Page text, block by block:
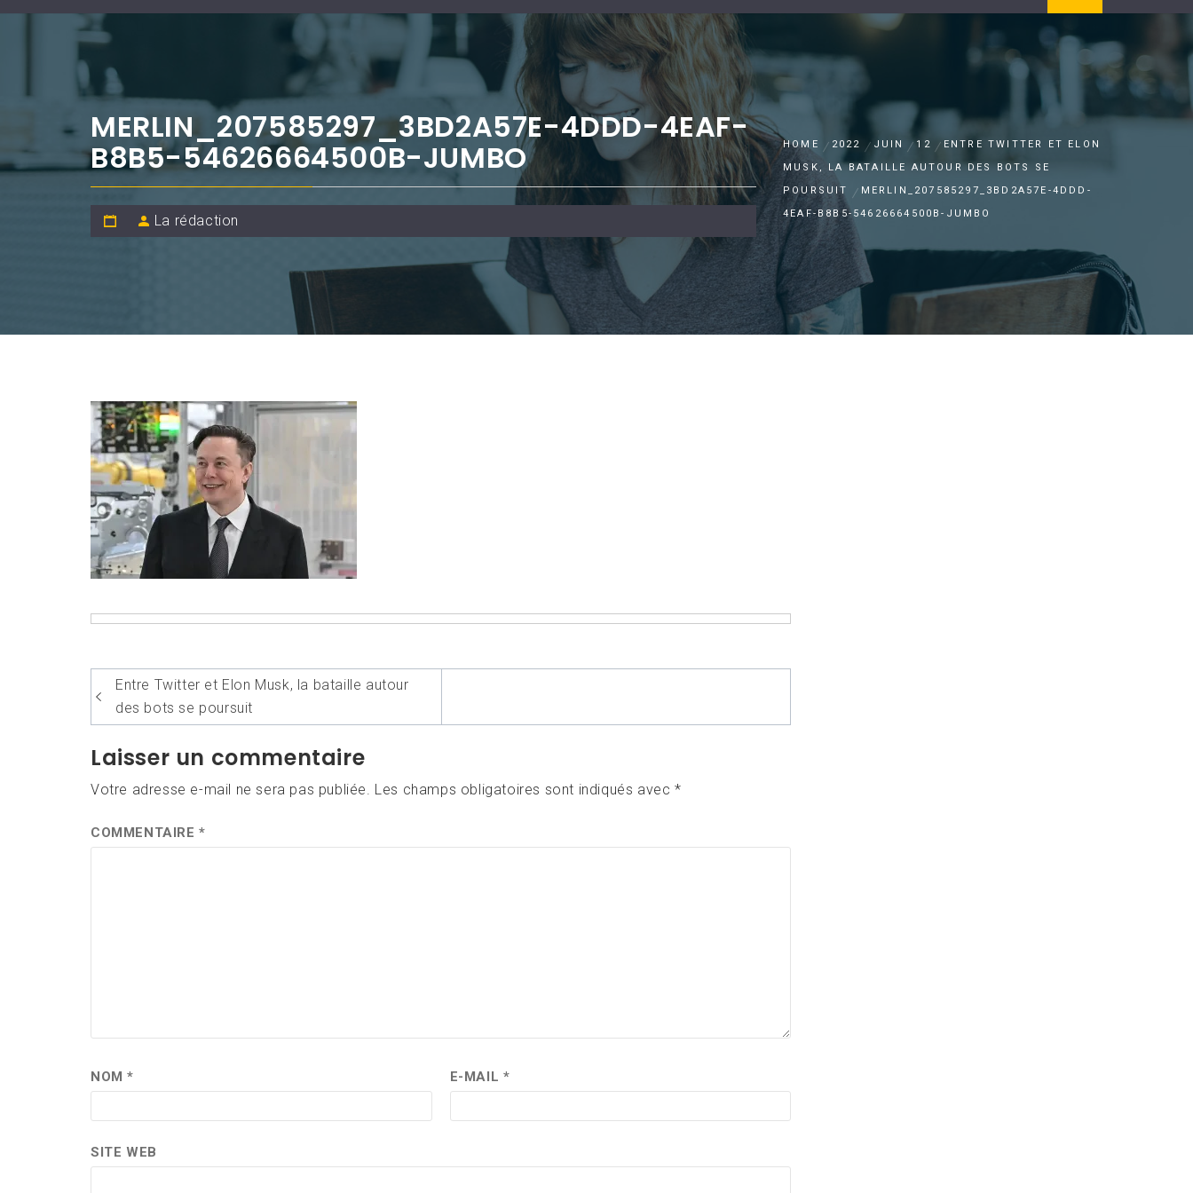
MERLIN_207585297_3BD2A57E-4DDD-4EAF-
B8B5-54626664500B-JUMBO
La rédaction
HOME 2022 JUIN 12
ENTRE TWITTER ET ELON
MUSK, LA BATAILLE AUTOUR DES BOTS SE
POURSUIT
MERLIN_207585297_3BD2A57E-4DDD-
4EAF-B8B5-54626664500B-JUMBO
Navigation
de
l’article
Entre Twitter et Elon Musk, la bataille autour
des bots se poursuit
Laisser un commentaire
Votre adresse e-mail ne sera pas publiée. Les champs obligatoires sont indiqués avec*
COMMENTAIRE*
NOM* E-MAIL *
SITE WEB